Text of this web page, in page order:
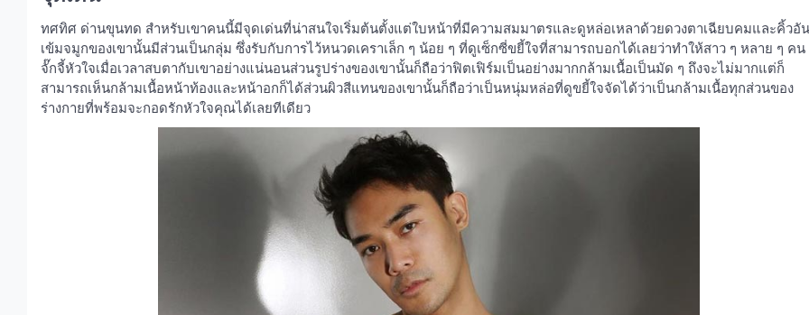
ทศทิศ ด่านขุนทด สำหรับเขาคนนี้มีจุดเด่นที่น่าสนใจเริ่มต้นตั้งแต่ใบหน้าที่มีความสมมาตรและดูหล่อเหลาด้วยดวงตาเฉียบคมและคิ้วอัน
เข้มจมูกของเขานั้นมีส่วนเป็นกลุ่ม ซึ่งรับกับการไว้หนวดเคราเล็ก ๆ น้อย ๆ ที่ดูเซ็กซี่ขยี้ใจที่สามารถบอกได้เลยว่าทำให้สาว ๆ หลาย ๆ คน
จั๊กจี้หัวใจเมื่อเวลาสบตากับเขาอย่างแน่นอนส่วนรูปร่างของเขานั้นก็ถือว่าฟิตเฟิร์มเป็นอย่างมากกล้ามเนื้อเป็นมัด ๆ ถึงจะไม่มากแต่ก็
สามารถเห็นกล้ามเนื้อหน้าท้องและหน้าอกก็ได้ส่วนผิวสีแทนของเขานั้นก็ถือว่าเป็นหนุ่มหล่อที่ดูขยี้ใจจัดได้ว่าเป็นกล้ามเนื้อทุกส่วนของ
ร่างกายที่พร้อมจะกอดรักหัวใจคุณได้เลยทีเดียว